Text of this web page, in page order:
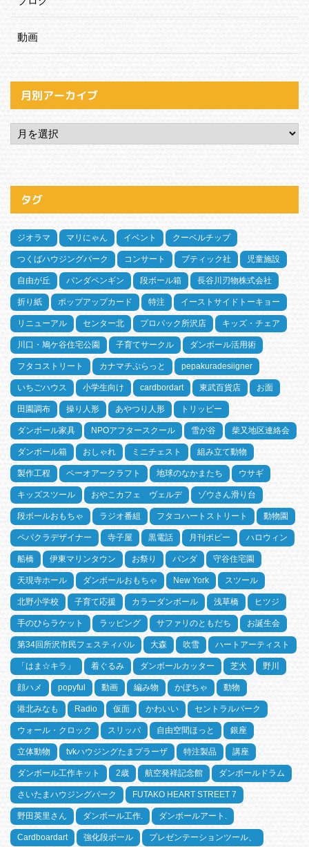
動画
月別アーカイブ
タグ
ジオラマ マリにゃん イベント クーベルチップ
つくばハウジングパーク コンサート ブティック社 児童施設
自由が丘 パンダペンギン 段ボール箱 長谷川刃物株式会社
折り紙 ポップアップカード 特注 イーストサイドトーキョー
リニューアル センター北 プロパック所沢店 キッズ・チェア
川口・鳩ケ谷住宅公園 子育てサークル ダンボール活用術
フタコストリート カナマチぷらっと pepakuradesiigner
いちごハウス 小学生向け cardbordart 東武百貨店 お面
田園調布 操り人形 あやつり人形 トリッピー
ダンボール家具 NPOアフタースクール 雪が谷 柴又地区連絡会
ダンボール箱 おしゃれ ミニチェスト 組み立て動物
製作工程 ペーオアークラフト 地球のなかまたち ウサギ
キッズスツール おやこカフェ ヴェルデ ゾウさん滑り台
段ボールおもちゃ ラジオ番組 フタコハートストリート 動物園
ペパクラデザイナー 寺子屋 黒電話 月刊ポピー ハロウィン
船橋 伊東マリンタウン お祭り パンダ 守谷住宅園
天現寺ホール ダンボールおもちゃ New York スツール
北野小学校 子育て応援 カラーダンボール 浅草橋 ヒツジ
手のひらラケット ラッピング サファリのともだち お誕生会
第34回所沢市民フェスティバル 大森 吹雪 ハートアーティスト
「はま☆キラ」 着ぐるみ ダンボールカッター 芝犬 野川
顔ハメ popyful 動画 編み物 かぼちゃ 動物
港北みなも Radio 仮面 かわいい セントラルパーク
ウォール・クロック スリッパ 自由空間ほっと 銀座
立体動物 tvkハウジングたまプラーザ 特注製品 講座
ダンボール工作キット 2歳 航空発祥記念館 ダンボールドラム
さいたまハウジングパーク FUTAKO HEART STREET 7
野田英里さん ダンボール工作. ダンボールアート.
Cardboardart 強化段ボール プレゼンテーションツール、